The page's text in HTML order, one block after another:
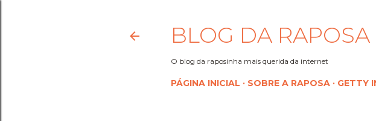
BLOG DA
O blog da raposinha mais querida da internet
PÁGINA INICIAL SOBRE A RAPOSA GETTY